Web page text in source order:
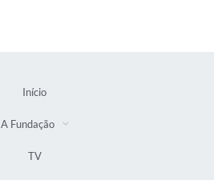
Início
A Fundação
TV